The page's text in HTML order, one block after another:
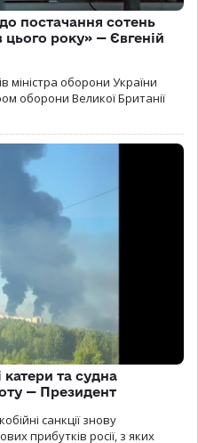
постачання сотень
цього року» — Євгеній
міністра оборони України
оборони Великої Британії
та судна
— Президент
санкції знову
прибутків росії, з яких